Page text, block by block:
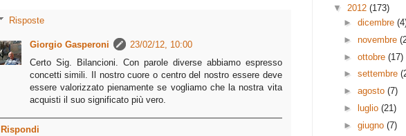
Risposte
Giorgio Gasperoni
23/02/12, 10:00
Certo Sig. Bilancioni. Con parole diverse abbiamo espresso
concetti simili. Il nostro cuore o centro del nostro essere deve
essere valorizzato pienamente se vogliamo che la nostra vita
acquisti il suo significato più vero.
Rispondi
▼ 2012 (173)
►dicembre
►novembre
►ottobre(17)
►settembre
►agosto(7)
►
luglio(21)
►giugno(7)